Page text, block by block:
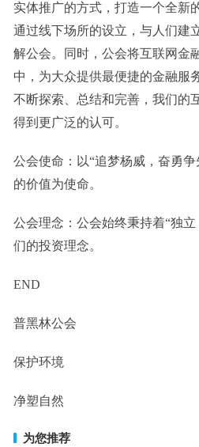
实体推广的方式，打造一个全新
通过线下场所的设立，与人们建
解公会。同时，公会将互联网金
中，为大众提供最便捷的金融服
不断探索、总结和完善，我们的
得到更广泛的认可。
公会使命：以“追梦杨威，奋勇
的价值为使命。
公会理念：公会始终秉持着“独
们的投资理念。
END
普黑林公会
保护环境
净塑自然
为您推荐